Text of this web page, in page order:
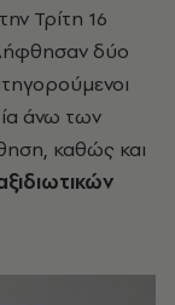
Τρίτη 16
δύο
άνω των
καθώς και